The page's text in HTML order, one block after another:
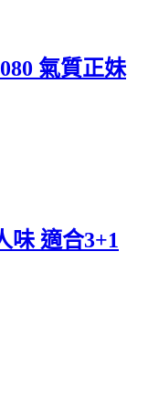
氣質正妹
味 適合3+1